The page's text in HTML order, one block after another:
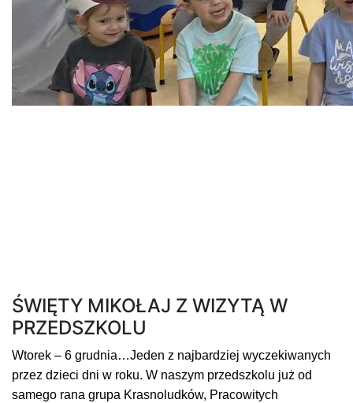
ŚWIĘTY MIKOŁAJ Z WIZYTĄ W
PRZEDSZKOLU
Wtorek – 6 grudnia…Jeden z najbardziej wyczekiwanych
przez dzieci dni w roku. W naszym przedszkolu już od
samego rana grupa Krasnoludków, Pracowitych